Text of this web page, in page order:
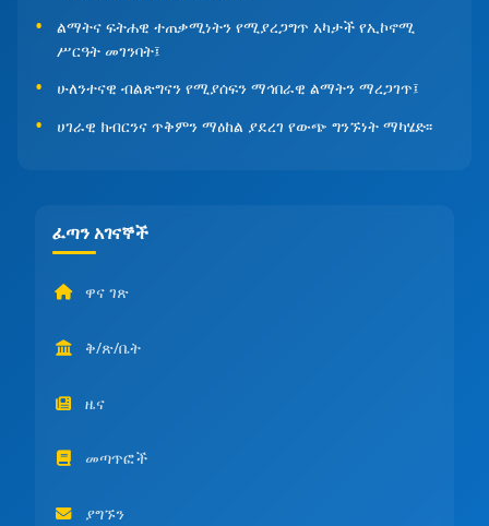
ልማትና ፍትሐዊ ተጠቃሚነትን የሚያረጋግጥ አካታች የኢኮኖሚ
ሥርዓት መገንባት፤
ሁለንተናዊ ብልጽግናን የሚያሰፍን ማኅበራዊ ልማትን ማረጋገጥ፤
ሀገራዊ ክብርንና ጥቅምን ማዕከል ያደረገ የውጭ ግንኙነት ማካሄድ፡፡
ፈጣን አገናኞች
ዋና ገጽ
ቅ/ጽ/ቤት
ዜና
መጣጥፎች
ያግኙን